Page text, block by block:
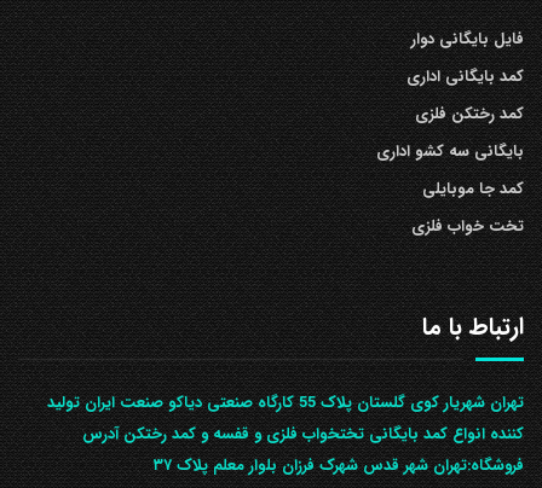
فایل بایگانی دوار
کمد بایگانی اداری
کمد رختکن فلزی
بایگانی سه کشو اداری
کمد جا موبایلی
تخت خواب فلزی
ارتباط با ما
تهران شهریار کوی گلستان پلاک 55 کارگاه صنعتی دیاکو صنعت ایران تولید
کننده انواع کمد بایگانی تختخواب فلزی و قفسه و کمد رختکن آدرس
ف‍روشگاه:تهران شهر قدس شهرک فرزان بلوار معلم پلاک ۳۷